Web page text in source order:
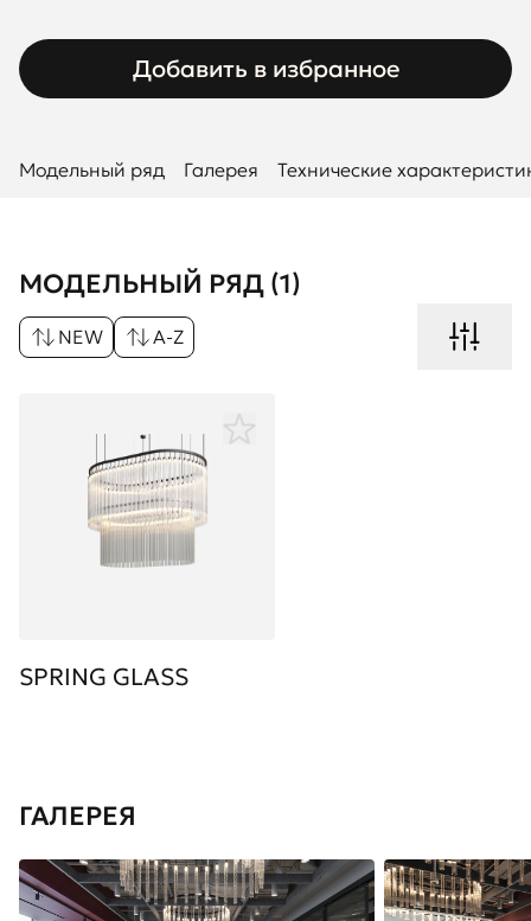
Добавить в избранное
Модельный ряд Галерея Технические
МОДЕЛЬНЫЙ РЯД (1)
NEW A-Z
SPRING GLASS
ГАЛЕРЕЯ